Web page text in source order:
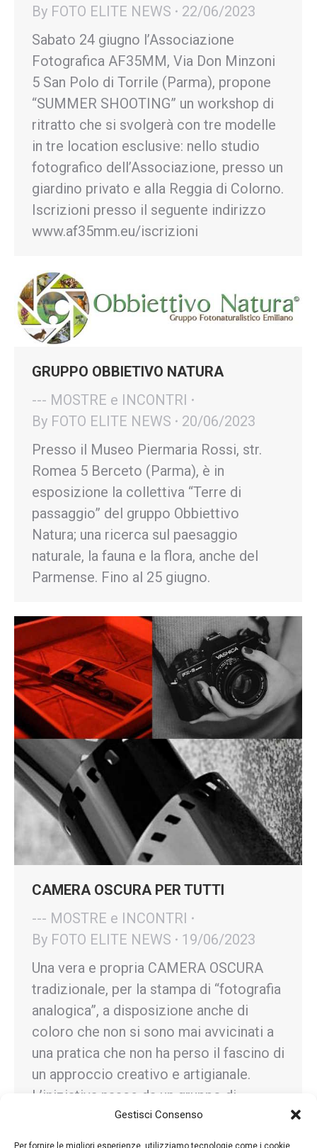
Gestisci Consenso
Per fornire le migliori esperienze, utilizziamo tecnologie come i cookie
By FOTO ELITE NEWS
22/06/2023
Sabato 24 giugno l’Associazione
Fotografica AF35MM, Via Don Minzoni
5 San Polo di Torrile (Parma), propone
“SUMMER SHOOTING” un workshop di
ritratto che si svolgerà con tre modelle
in tre location esclusive: nello studio
fotografico dell’Associazione, presso un
giardino privato e alla Reggia di Colorno.
Iscrizioni presso il seguente indirizzo
www.af35mm.eu/iscrizioni
GRUPPO OBBIETIVO NATURA
--- MOSTRE e INCONTRI
By FOTO ELITE NEWS
20/06/2023
Presso il Museo Piermaria Rossi, str.
Romea 5 Berceto (Parma), è in
esposizione la collettiva “Terre di
passaggio” del gruppo Obbiettivo
Natura; una ricerca sul paesaggio
naturale, la fauna e la flora, anche del
Parmense. Fino al 25 giugno.
CAMERA OSCURA PER TUTTI
--- MOSTRE e INCONTRI
By FOTO ELITE NEWS
19/06/2023
Una vera e propria CAMERA OSCURA
tradizionale, per la stampa di “fotografia
analogica”, a disposizione anche di
coloro che non si sono mai avvicinati a
una pratica che non ha perso il fascino di
un approccio creativo e artigianale.
L’iniziativa nasce da un gruppo di
appassionati che, con il patrocinio del
Comune di Parma, negli…